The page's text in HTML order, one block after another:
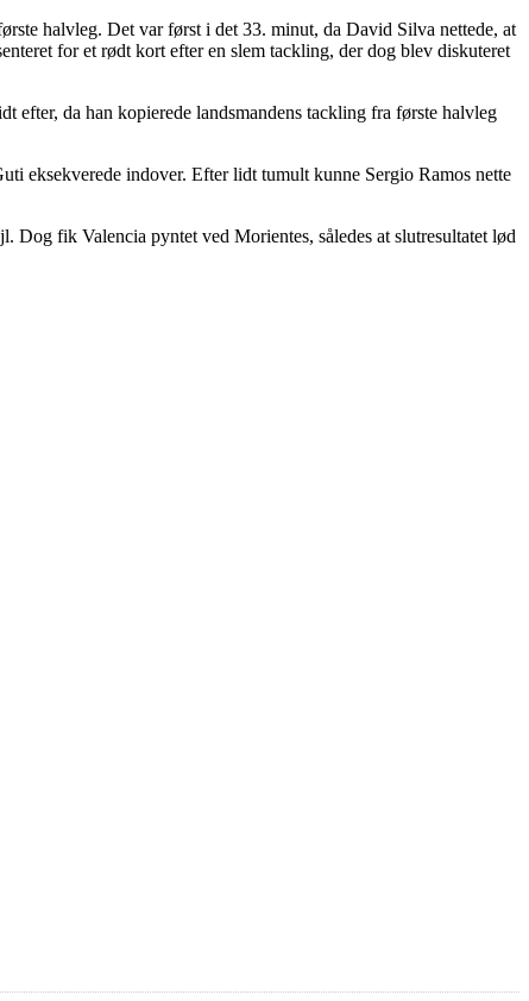
halvleg. Det var først i det 33. minut, da David Silva nettede, at
for et rødt kort efter en slem tackling, der dog blev diskuteret
da han kopierede landsmandens tackling fra første halvleg
eksekverede indover. Efter lidt tumult kunne Sergio Ramos nette
Dog fik Valencia pyntet ved Morientes, således at slutresultatet lød